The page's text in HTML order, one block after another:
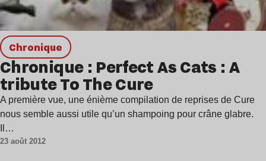
chronique
Chronique : Perfect As Cats : A
tribute To The Cure
A première vue, une énième compilation de reprises de Cure
nous semble aussi utile qu’un shampoing pour crâne glabre.
Il…
23 août 2012